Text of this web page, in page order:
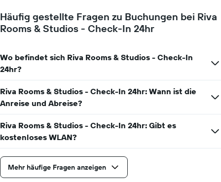
Häufig gestellte Fragen zu Buchungen bei Riva
Rooms & Studios - Check-In 24hr
Wo befindet sich Riva Rooms & Studios - Check-In
24hr?
Riva Rooms & Studios - Check-In 24hr: Wann ist die
Anreise und Abreise?
Riva Rooms & Studios - Check-In 24hr: Gibt es
kostenloses WLAN?
Mehr häufige Fragen anzeigen